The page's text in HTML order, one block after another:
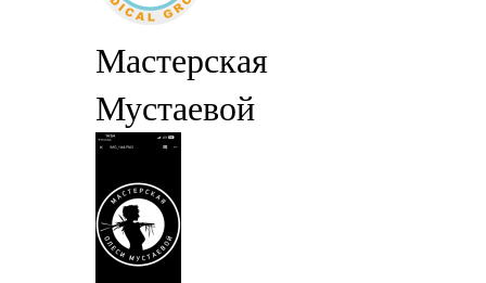
Мастерская
Мустаевой